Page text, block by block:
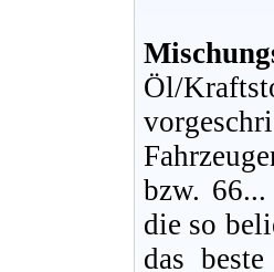
Öl/
bzw.
die so
das